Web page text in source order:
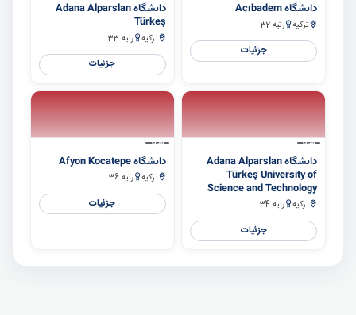
دانشگاه Acıbadem
ترکیه رتبه 32
جزئیات
دانشگاه Adana Alparslan
Türkeş
ترکیه رتبه 33
جزئیات
سایر
دانشگاه Adana Alparslan
Türkeş University of
Science and Technology
ترکیه رتبه 34
جزئیات
سایر
دانشگاه Afyon Kocatepe
ترکیه رتبه 36
جزئیات